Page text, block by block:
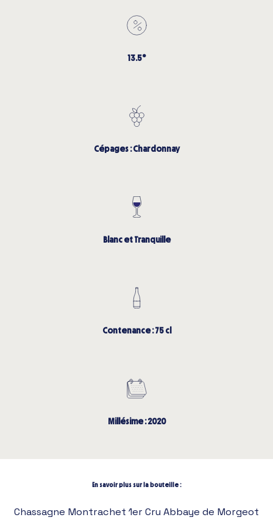
13.5°
Cépages : Chardonnay
Blanc et Tranquille
Contenance : 75 cl
Millésime : 2020
En savoir plus sur la bouteille :
Chassagne Montrachet 1er Cru Abbaye de Morgeot